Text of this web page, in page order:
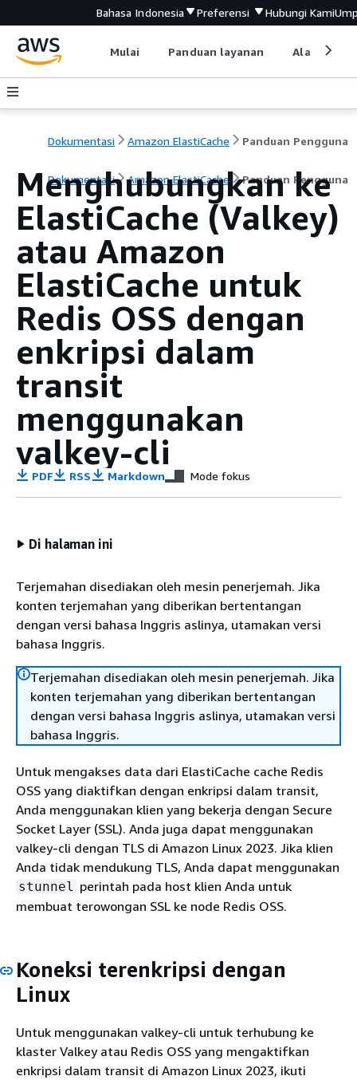
Bahasa Indonesia Preferensi Hubungi Kami
Mulai Panduan layanan Alat
Dokumentasi Amazon ElastiCache Panduan Pengguna
Dokumentasi Amazon ElastiCache Panduan Pengguna
Menghubungkan ke
ElastiCache (Valkey)
atau Amazon
ElastiCache untuk
Redis OSS dengan
enkripsi dalam
transit
menggunakan
valkey-cli
PDF RSS Markdown Mode fokus
Di halaman ini
Terjemahan disediakan oleh mesin penerjemah. Jika
konten terjemahan yang diberikan bertentangan
dengan versi bahasa Inggris aslinya, utamakan versi
bahasa Inggris.
Terjemahan disediakan oleh mesin penerjemah. Jika
konten terjemahan yang diberikan bertentangan
dengan versi bahasa Inggris aslinya, utamakan versi
bahasa Inggris.
Untuk mengakses data dari ElastiCache cache Redis
OSS yang diaktifkan dengan enkripsi dalam transit,
Anda menggunakan klien yang bekerja dengan Secure
Socket Layer (SSL). Anda juga dapat menggunakan
valkey-cli dengan TLS di Amazon Linux 2023. Jika klien
Anda tidak mendukung TLS, Anda dapat menggunakan
stunnel perintah pada host klien Anda untuk
membuat terowongan SSL ke node Redis OSS.
Koneksi terenkripsi dengan
Linux
Untuk menggunakan valkey-cli untuk terhubung ke
klaster Valkey atau Redis OSS yang mengaktifkan
enkripsi dalam transit di Amazon Linux 2023, ikuti